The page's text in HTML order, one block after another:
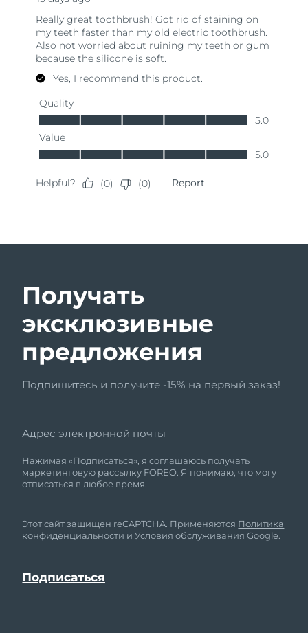
Получать
эксклюзивные
предложения
Подпишитесь и получите -15% на первый заказ!
Адрес электронной почты
Нажимая «Подписаться», я соглашаюсь получать
маркетинговую рассылку FOREO. Я понимаю, что могу
отписаться в любое время.
Этот сайт защищен reCAPTCHA. Применяются Политика
конфиденциальности иУсловия обслуживания Google.